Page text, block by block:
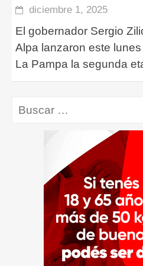
diciembre 1, 2025
El gobernador Sergio
Alpa lanzaron este
La Pampa la segunda
Buscar: